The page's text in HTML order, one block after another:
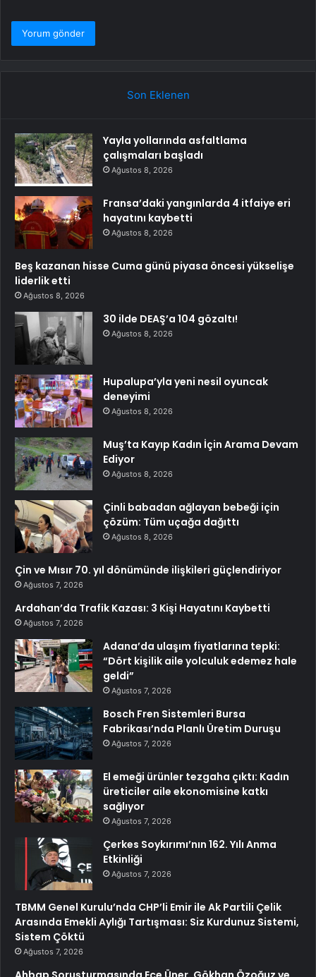
Son Eklenen
Yayla yollarında asfaltlama
çalışmaları başladı
Ağustos 8, 2026
Fransa’daki yangınlarda 4 itfaiye eri
hayatını kaybetti
Ağustos 8, 2026
Beş kazanan hisse Cuma günü piyasa öncesi yükselişe
liderlik etti
Ağustos 8, 2026
30 ilde DEAŞ’a 104 gözaltı!
Ağustos 8, 2026
Hupalupa’yla yeni nesil oyuncak
deneyimi
Ağustos 8, 2026
Muş’ta Kayıp Kadın İçin Arama Devam
Ediyor
Ağustos 8, 2026
Çinli babadan ağlayan bebeği için
çözüm: Tüm uçağa dağıttı
Ağustos 8, 2026
Çin ve Mısır 70. yıl dönümünde ilişkileri güçlendiriyor
Ağustos 7, 2026
Ardahan’da Trafik Kazası: 3 Kişi Hayatını Kaybetti
Ağustos 7, 2026
Adana’da ulaşım fiyatlarına tepki:
“Dört kişilik aile yolculuk edemez hale
geldi”
Ağustos 7, 2026
Bosch Fren Sistemleri Bursa
Fabrikası’nda Planlı Üretim Duruşu
Ağustos 7, 2026
El emeği ürünler tezgaha çıktı: Kadın
üreticiler aile ekonomisine katkı
sağlıyor
Ağustos 7, 2026
Çerkes Soykırımı’nın 162. Yılı Anma
Etkinliği
Ağustos 7, 2026
TBMM Genel Kurulu’nda CHP’li Emir ile Ak Partili Çelik
Arasında Emekli Aylığı Tartışması: Siz Kurdunuz Sistemi,
Sistem Çöktü
Ağustos 7, 2026